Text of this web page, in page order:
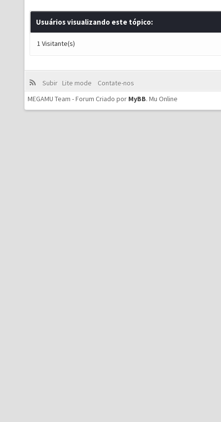
Usuários visualizando este tópico:
1 Visitante(s)
Subir Lite mode
Contate-nos
MEGAMU Team - Forum Criado por MyBB. Mu Online